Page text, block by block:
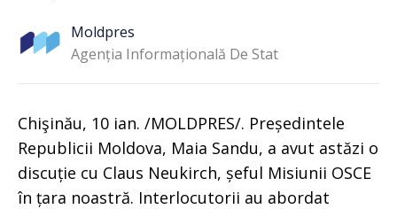
Moldpres
Agenția Informațională De Stat
Chişinău, 10 ian. /MOLDPRES/. Președintele
Republicii Moldova, Maia Sandu, a avut astăzi o
discuție cu Claus Neukirch, șeful Misiunii OSCE
în țara noastră. Interlocutorii au abordat